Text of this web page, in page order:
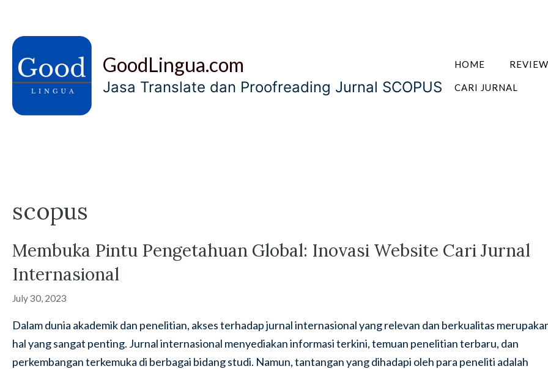
content
GoodLingua.com
Jasa Translate dan Proofreading Jurnal SCOPUS
HOME REVIEW
CARI JURNAL
scopus
Membuka Pintu Pengetahuan Global: Inovasi Website Cari Jurnal
Internasional
July 30, 2023
Dalam dunia akademik dan penelitian, akses terhadap jurnal internasional yang relevan dan berkualitas
hal yang sangat penting. Jurnal internasional menyediakan informasi terkini, temuan penelitian terbaru, dan
perkembangan terkemuka di berbagai bidang studi. Namun, tantangan yang dihadapi oleh para peneliti adalah